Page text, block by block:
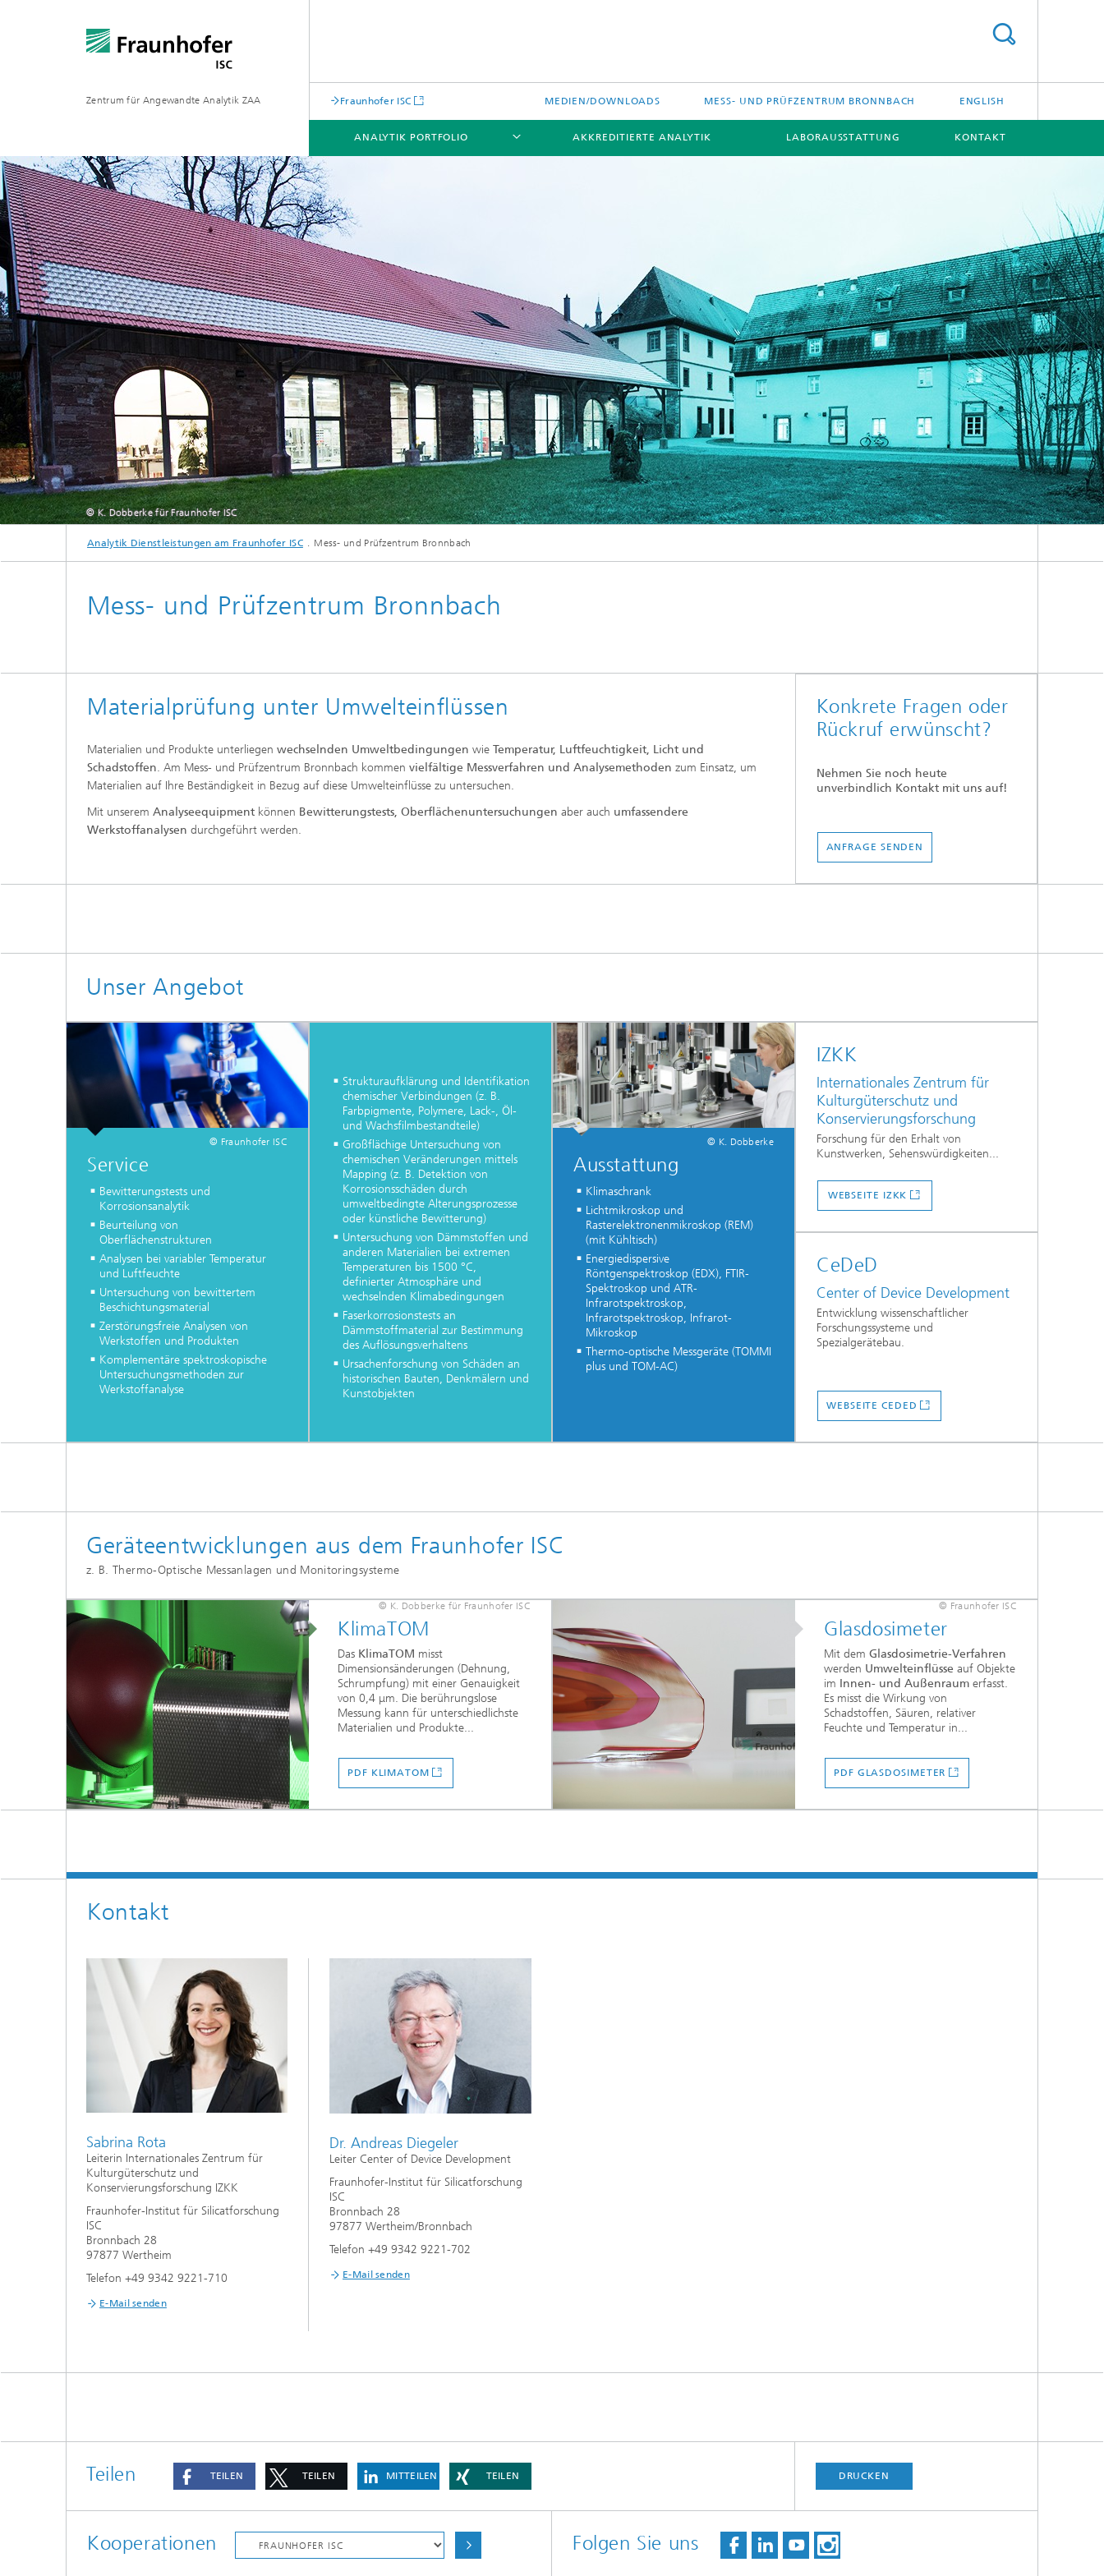
Zentrum für Angewandte Analytik ZAA Fraunhofer ISC MEDIEN/DOWNLOADS MESS- UND PRÜFZENTRUM BRONNBACH ENGLISH
ANALYTIK PORTFOLIO
ANALYTIK PORTFOLIO
AKKREDITIERTE ANALYTIK LABORAUSSTATTUNG KONTAKT
© K. Dobberke für Fraunhofer ISC
Analytik Dienstleistungen am Fraunhofer ISC Mess- und Prüfzentrum Bronnbach
Mess- und Prüfzentrum Bronnbach
Materialprüfung unter Umwelteinflüssen
Materialien und Produkte unterliegen wechselnden Umweltbedingungen wie Temperatur, Luftfeuchtigkeit, Licht und
Schadstoffen. Am Mess- und Prüfzentrum Bronnbach kommen vielfältige Messverfahren und Analysemethoden zum Einsatz, um
Materialien auf Ihre Beständigkeit in Bezug auf diese Umwelteinflüsse zu untersuchen.
Mit unserem Analyseequipment können Bewitterungstests, Oberflächenuntersuchungen aber auch umfassendere
Werkstoffanalysen durchgeführt werden.
Konkrete Fragen oder
Rückruf erwünscht?
Nehmen Sie noch heute
unverbindlich Kontakt mit uns auf!
ANFRAGE SENDEN
Unser Angebot
© Fraunhofer ISC
Service
Bewitterungstests und
Korrosionsanalytik
Beurteilung von
Oberflächenstrukturen
Analysen bei variabler Temperatur
und Luftfeuchte
Untersuchung von bewittertem
Beschichtungsmaterial
Zerstörungsfreie Analysen von
Werkstoffen und Produkten
Komplementäre spektroskopische
Untersuchungsmethoden zur
Werkstoffanalyse
Strukturaufklärung und Identifikation
chemischer Verbindungen (z. B.
Farbpigmente, Polymere, Lack-, Öl-
und Wachsfilmbestandteile)
Großflächige Untersuchung von
chemischen Veränderungen mittels
Mapping (z. B. Detektion von
Korrosionsschäden durch
umweltbedingte Alterungsprozesse
oder künstliche Bewitterung)
Untersuchung von Dämmstoffen und
anderen Materialien bei extremen
Temperaturen bis 1500 °C,
definierter Atmosphäre und
wechselnden Klimabedingungen
Faserkorrosionstests an
Dämmstoffmaterial zur Bestimmung
des Auflösungsverhaltens
Ursachenforschung von Schäden an
historischen Bauten, Denkmälern und
Kunstobjekten
© K. Dobberke
Ausstattung
Klimaschrank
Lichtmikroskop und
Rasterelektronenmikroskop (REM)
(mit Kühltisch)
Energiedispersive
Röntgenspektroskop (EDX), FTIR-
Spektroskop und ATR-
Infrarotspektroskop,
Infrarotspektroskop, Infrarot-
Mikroskop
Thermo-optische Messgeräte (TOMMI
plus und TOM-AC)
IZKK
Internationales Zentrum für
Kulturgüterschutz und
Konservierungsforschung
Forschung für den Erhalt von
Kunstwerken, Sehenswürdigkeiten...
WEBSEITE IZKK
CeDeD
Center of Device Development
Entwicklung wissenschaftlicher
Forschungssysteme und
Spezialgerätebau.
WEBSEITE CEDED
Geräteentwicklungen aus dem Fraunhofer ISC
z. B. Thermo-Optische Messanlagen und Monitoringsysteme
© K. Dobberke für Fraunhofer ISC
KlimaTOM
Das KlimaTOM misst
Dimensionsänderungen (Dehnung,
Schrumpfung) mit einer Genauigkeit
von 0,4 μm. Die berührungslose
Messung kann für unterschiedlichste
Materialien und Produkte...
PDF KLIMATOM
© Fraunhofer ISC
Glasdosimeter
Mit dem Glasdosimetrie-Verfahren
werden Umwelteinflüsse auf Objekte
im Innen- und Außenraum erfasst.
Es misst die Wirkung von
Schadstoffen, Säuren, relativer
Feuchte und Temperatur in...
PDF GLASDOSIMETER
Kontakt
Sabrina Rota
Leiterin Internationales Zentrum für
Kulturgüterschutz und
Konservierungsforschung IZKK
Fraunhofer-Institut für Silicatforschung
ISC
Bronnbach 28
97877 Wertheim
Telefon +49 9342 9221-710
E-Mail senden
Dr. Andreas Diegeler
Leiter Center of Device Development
Fraunhofer-Institut für Silicatforschung
ISC
Bronnbach 28
97877 Wertheim/Bronnbach
Telefon +49 9342 9221-702
E-Mail senden
Teilen TEILEN TEILEN MITTEILEN TEILEN DRUCKEN
Kooperationen Folgen Sie uns